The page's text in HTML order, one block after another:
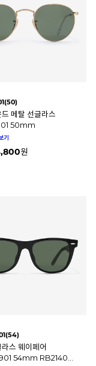
메탈 선글라스
50mm
기
원
스 웨이페어
54mm RB2140-